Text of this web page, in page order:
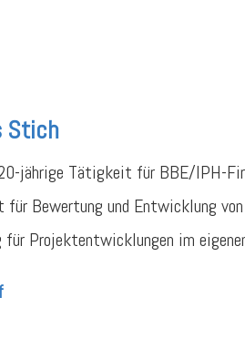
Stich
jährige Tätigkeit für BBE/IPH-
Bewertung und Entwicklung
Projektentwicklungen im